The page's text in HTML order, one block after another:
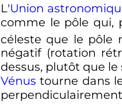
L'Union
comme le pôle qui,
céleste que le pôle
négatif (rotation
dessus, plutôt que le
Vénus tourne dans